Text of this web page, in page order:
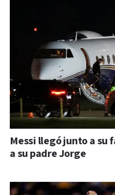
Messi llegó junto a su
a su padre Jorge